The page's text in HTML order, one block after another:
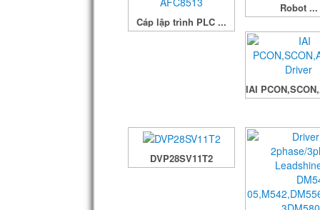
Cáp lập trình PLC ...
Robot ...
IAI
DVP28SV11T2